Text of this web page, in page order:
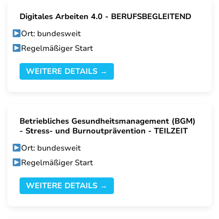
Digitales Arbeiten 4.0 - BERUFSBEGLEITEND
Ort: bundesweit
Regelmäßiger Start
WEITERE DETAILS →
Betriebliches Gesundheitsmanagement (BGM)
- Stress- und Burnoutprävention - TEILZEIT
Ort: bundesweit
Regelmäßiger Start
WEITERE DETAILS →